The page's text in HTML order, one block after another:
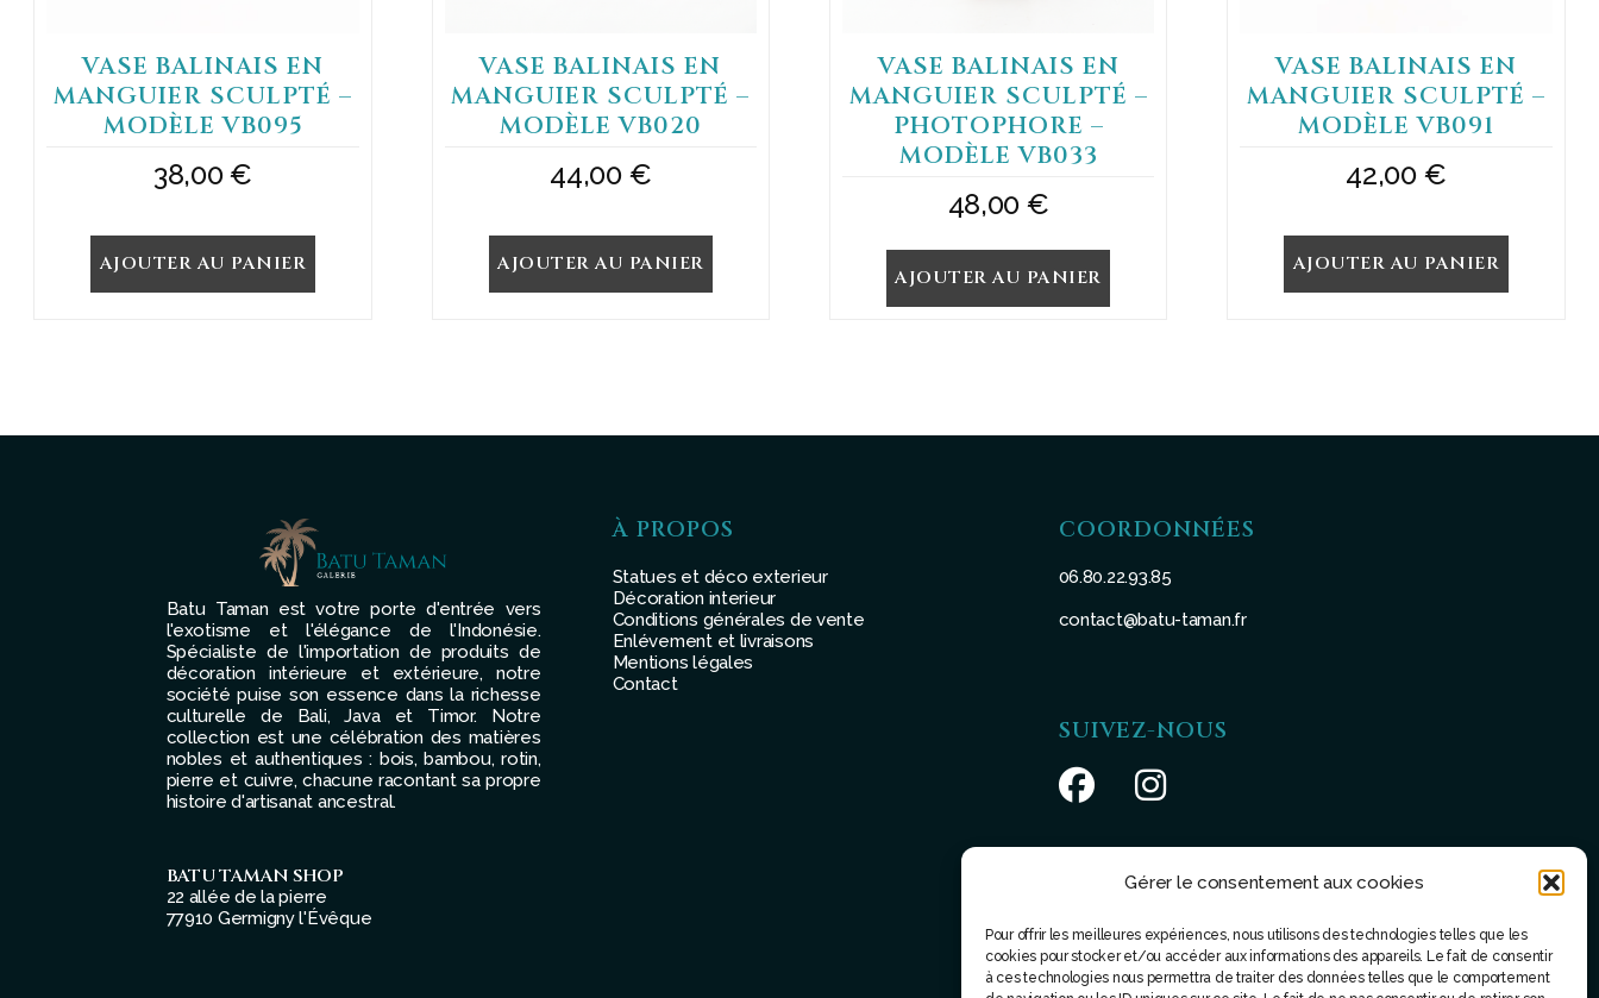
Gérer le consentement aux cookies
Pour offrir les meilleures expériences, nous utilisons des technologies telles que les
cookies pour stocker et/ou accéder aux informations des appareils. Le fait de consentir
à ces technologies nous permettra de traiter des données telles que le comportement
VASE BALINAIS EN
MANGUIER SCULPTÉ –
MODÈLE VB095
38,00€
AJOUTER AU PANIER
VASE BALINAIS EN
MANGUIER SCULPTÉ –
MODÈLE VB020
44,00 €
AJOUTER AU PANIER
VASE BALINAIS EN
MANGUIER SCULPTÉ –
PHOTOPHORE –
MODÈLE VB033
48,00 €
AJOUTER AU PANIER
VASE BALINAIS EN
MANGUIER SCULPTÉ –
MODÈLE VB091
42,00 €
AJOUTER AU PANIER
Batu Taman est votre porte d'entrée vers
l'exotisme et l'élégance de l'Indonésie.
Spécialiste de l'importation de produits de
décoration intérieure et extérieure, notre
société puise son essence dans la richesse
culturelle de Bali, Java et Timor. Notre
collection est une célébration des matières
nobles et authentiques : bois, bambou, rotin,
pierre et cuivre, chacune racontant sa propre
histoire d'artisanat ancestral.
BATU TAMAN SHOP
22 allée de la pierre
77910 Germigny l'Évêque
À PROPOS
Statues et déco exterieur
Décoration interieur
Conditions générales de vente
Enlévement et livraisons
Mentions légales
Contact
COORDONNÉES
06.80.22.93.85
contact@batu-taman.fr
SUIVEZ-NOUS